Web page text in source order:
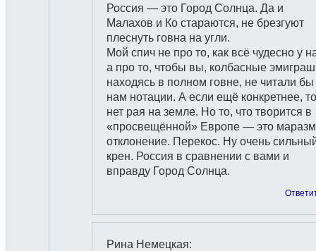
Россия — это Город Солнца. Да и
Малахов и Ко стараются, не брезгуют
плеснуть говна на угли.
Мой спич не про то, как всё чудесно у
а про то, чтобы вы, колбасные
находясь в полном говне, не читали бы
нам нотации. А если ещё конкретнее, то
нет рая на земле. Но то, что творится в
«просвещённой» Европе — это
отклонение. Перекос. Ну очень
крен. Россия в сравнении с вами и
вправду Город Солнца.
Рина Немецкая: